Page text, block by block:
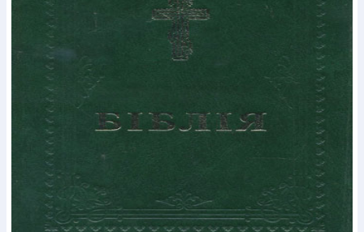
Богослов`я
Шлюб і сім`яЮдаїзм
Супутні товари
Періодика
Ручки кулькові
Закладки для книг
ФутболкиБрелоки
Біжутерія
Блокноти
Щоденники / щотижневики
Вироби з дерева
Вироби з кераміки і глини
Картини
Навчальні мапиШкіряні виробиМагнітиМеталеві
вироби
Міні-лампи НаклейкиНастільні ігри
Пакети
подарункові
Плакати
Подарункові картки
Свічки
Зошити
Фотокартини
Головні убори
Календарі Канцелярскі товариКомп`ютерні ігри
ЛистівкиСувенирна продукціяГодинникиПазли